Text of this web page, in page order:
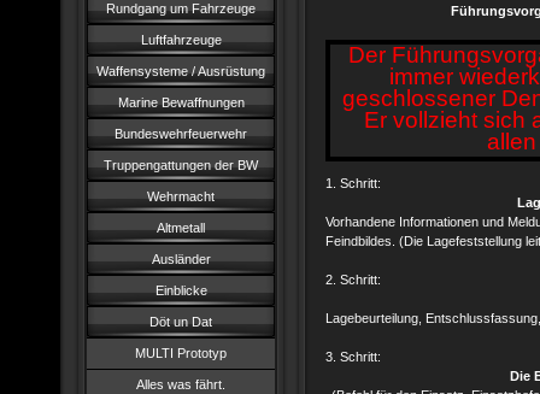
Rundgang um Fahrzeuge
Luftfahrzeuge
Waffensysteme / Ausrüstung
Marine Bewaffnungen
Bundeswehrfeuerwehr
Truppengattungen der BW
Wehrmacht
Altmetall
Ausländer
Einblicke
Döt un Dat
MULTI Prototyp
Alles was fährt.
Der
immer
geschlossener
Er vollzieht sich
1. Schritt:
Vorhandene Informationen und
Feindbildes. (Die Lagefeststellung
2. Schritt:
Lagebeurteilung,
3. Schritt:
Die